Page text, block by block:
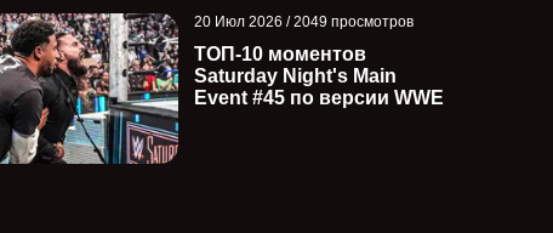
20 Июл 2026 / 2049 просмотров
ТОП-10 моментов
Saturday Night's Main
Event #45 по версии WWE